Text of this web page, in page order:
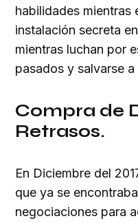
habilidades mientras
instalación secreta
mientras luchan por
pasados ​​y salvarse a
Compra de
Retrasos.
En Diciembre del
que ya se
negociaciones para